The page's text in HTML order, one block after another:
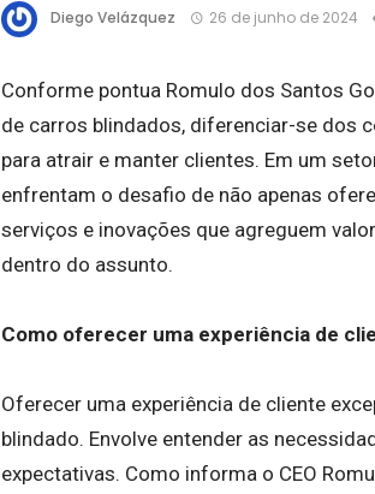
Diego Velázquez 26 de junho de 2024
Conforme pontua Romulo dos Santos
de carros blindados, diferenciar-se dos
para atrair e manter clientes. Em um
enfrentam o desafio de não apenas
serviços e inovações que agreguem
dentro do assunto.
Como oferecer uma experiência de
Oferecer uma experiência de cliente
blindado. Envolve entender as
expectativas. Como informa o CEO